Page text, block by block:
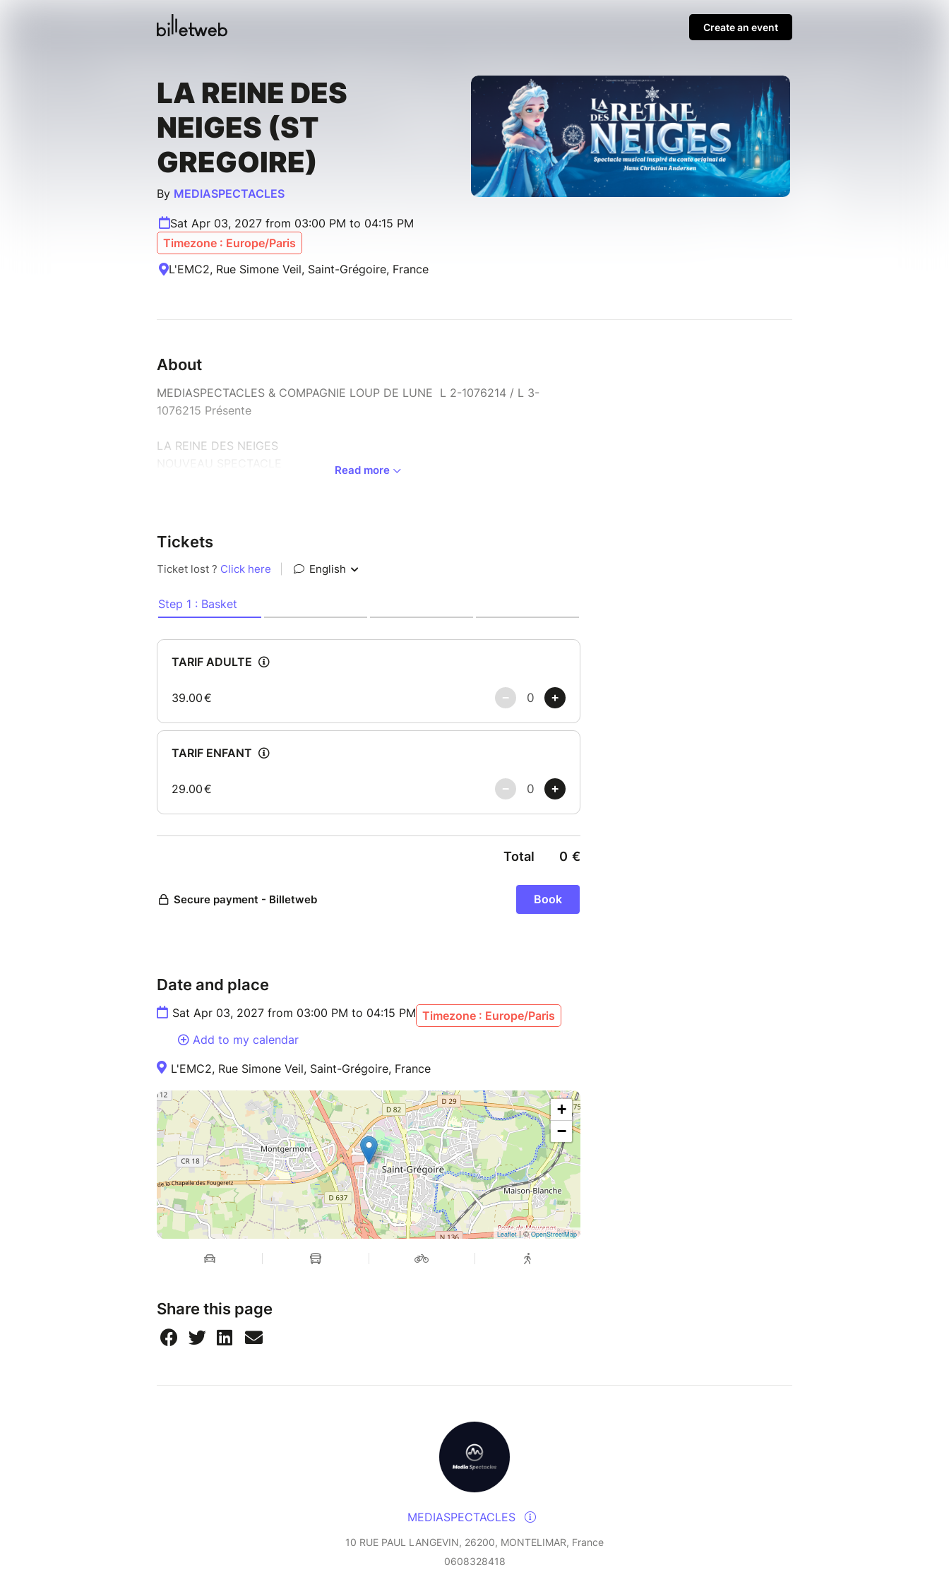
Create an event
LA REINE DES
NEIGES (ST
GREGOIRE)
By MEDIASPECTACLES
Sat Apr 03, 2027 from 03:00 PM to 04:15 PM
Timezone : Europe/Paris
L'EMC2, Rue Simone Veil, Saint-Grégoire, France
About
MEDIASPECTACLES & COMPAGNIE LOUP DE LUNE L 2-1076214 / L 3-
1076215 Présente
LA REINE DES NEIGES
enchantera aussi tous les parents !
Anna et Elsa, deux sœurs se retrouvent embarquées dans une histoire
incroyable pleine de magie et d'aventures. Essayant de contrôler ses pouvoirs,
proches. Mis à part le régent, personne ne doit savoir ! Pas même sa sœur qui
ne comprend pas son retrait.
Le jour du couronnement arrive. Les sœurs vont enfin pouvoir se retrouver.
Hélas, rien ne se passe comme prévu. Elsa dévoile malencontreusement sa
échappe, ainsi que la menace d'un peuple effrayé. Mais Anna ne compte pas
abandonner sa soeur ! Elle part alors à sa recherche pour tout remettre en
ordre... Y arrivera-t-elle ?
L'histoire d'Anna et Elsa, tout le monde la connaît. Celle du conte original
trépidante aventure moderne et surprenante ! Les comédiens aux multiples
talents sont aux services de ce spectacle riche en musiques, danses, chants et
bourré d'humour.
Accompagnée de projections vidéos immersives, d’effets spéciaux et de tours
de magie, cette adaptation vous donnera, à coup sûr, du sourire plein les
PMR : mediaspectacles@hotmail.fr
Read more
Tickets
Date and place
Sat Apr 03, 2027 from 03:00 PM to 04:15 PM Timezone : Europe/Paris
Add to my calendar
L'EMC2, Rue Simone Veil, Saint-Grégoire, France
+
−
Leaflet| ©OpenStreetMap
Share this page
MEDIASPECTACLES
10 RUE PAUL LANGEVIN, 26200, MONTELIMAR, France
0608328418